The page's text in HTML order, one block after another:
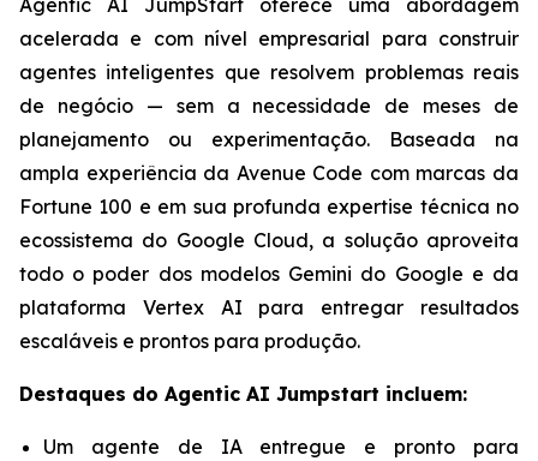
Agentic AI JumpStart oferece uma abordagem
acelerada e com nível empresarial para construir
agentes inteligentes que resolvem problemas reais
de negócio — sem a necessidade de meses de
planejamento ou experimentação. Baseada na
ampla experiência da Avenue Code com marcas da
Fortune 100 e em sua profunda expertise técnica no
ecossistema do Google Cloud, a solução aproveita
todo o poder dos modelos Gemini do Google e da
plataforma Vertex AI para entregar resultados
escaláveis e prontos para produção.
Destaques do Agentic AI Jumpstart incluem:
Um agente de IA entregue e pronto para